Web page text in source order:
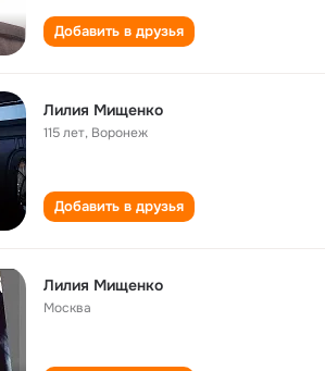
Добавить в друзья
Лилия Мищенко
115 лет, Воронеж
Добавить в друзья
Лилия Мищенко
Москва